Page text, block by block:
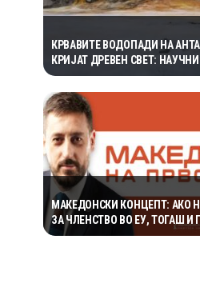
КРВАВИТЕ ВОДОПАДИ НА
КРИЈАТ ДРЕВЕН СВЕТ:
ЕКОСИСТЕМ ИЗОЛИРАН
МИЛИОНИ ГОДИНИ
МАКЕДОНСКИ КОНЦЕПТ: АКО
ЗА ЧЛЕНСТВО ВО ЕУ, ТОГАШ И
ДОГОВОР БИЛ ПРИФАТЕН БЕЗ